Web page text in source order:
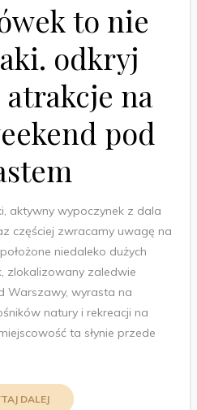
to nie
odkryj
na
pod
aktywny wypoczynek z dala
częściej zwracamy uwagę na
niedaleko dużych
zlokalizowany zaledwie
Warszawy, wyrasta na
natury i rekreacji na
ta słynie przede
DALEJ